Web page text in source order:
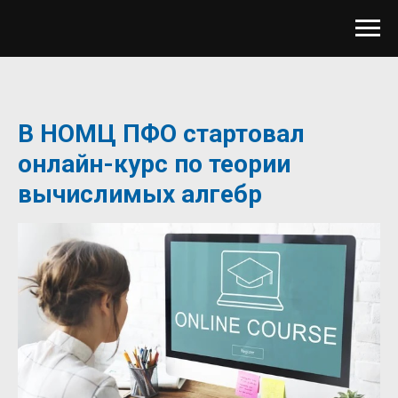
В НОМЦ ПФО стартовал
онлайн-курс по теории
вычислимых алгебр